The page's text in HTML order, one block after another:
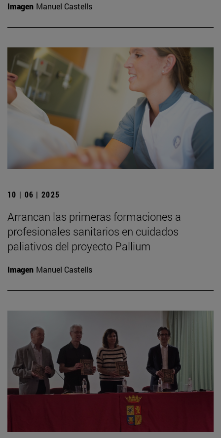
Imagen Manuel Castells
10 | 06 | 2025
Arrancan las primeras formaciones a
profesionales sanitarios en cuidados
paliativos del proyecto Pallium
Imagen Manuel Castells